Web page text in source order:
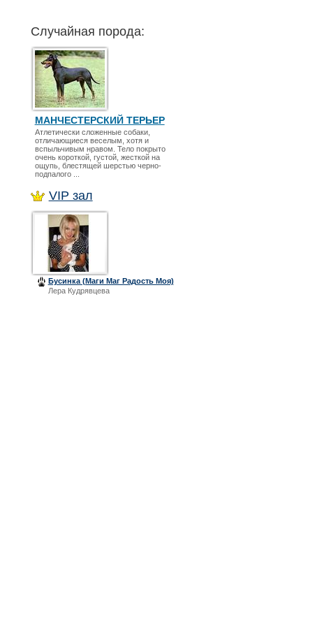
Случайная порода:
МАНЧЕСТЕРСКИЙ ТЕРЬЕР
Атлетически сложенные собаки,
отличающиеся веселым, хотя и
вспыльчивым нравом. Тело покрыто
очень короткой, густой, жесткой на
ощупь, блестящей шерстью черно-
подпалого ...
VIP зал
Бусинка (Маги Маг Радость Моя)
Лера Кудрявцева